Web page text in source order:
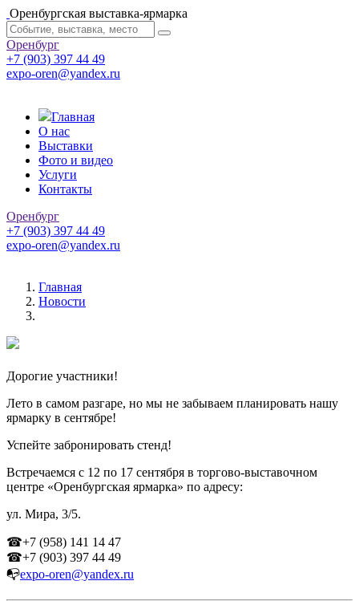
Оренбургская выставка-ярмарка
Оренбург
+7 (903) 397 44 49
expo-oren@yandex.ru
Главная
О нас
Выставки
Фото и видео
Услуги
Контакты
Оренбург
+7 (903) 397 44 49
expo-oren@yandex.ru
Главная
Новости
Дорогие участники!
Лето в самом разгаре, но мы не забываем планировать нашу
ярмарку в сентябре!
Успейте забронировать стенд!
Встречаемся с 12 по 17 сентября в торгово-выставочном
центре «Оренбургская ярмарка» по адресу:
ул. Мира, 3/5.
☎+7 (958) 141 14 47
☎+7 (903) 397 44 49
📭expo-oren@yandex.ru